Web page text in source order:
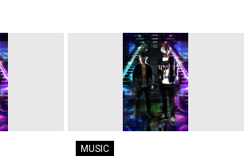
MUSIC